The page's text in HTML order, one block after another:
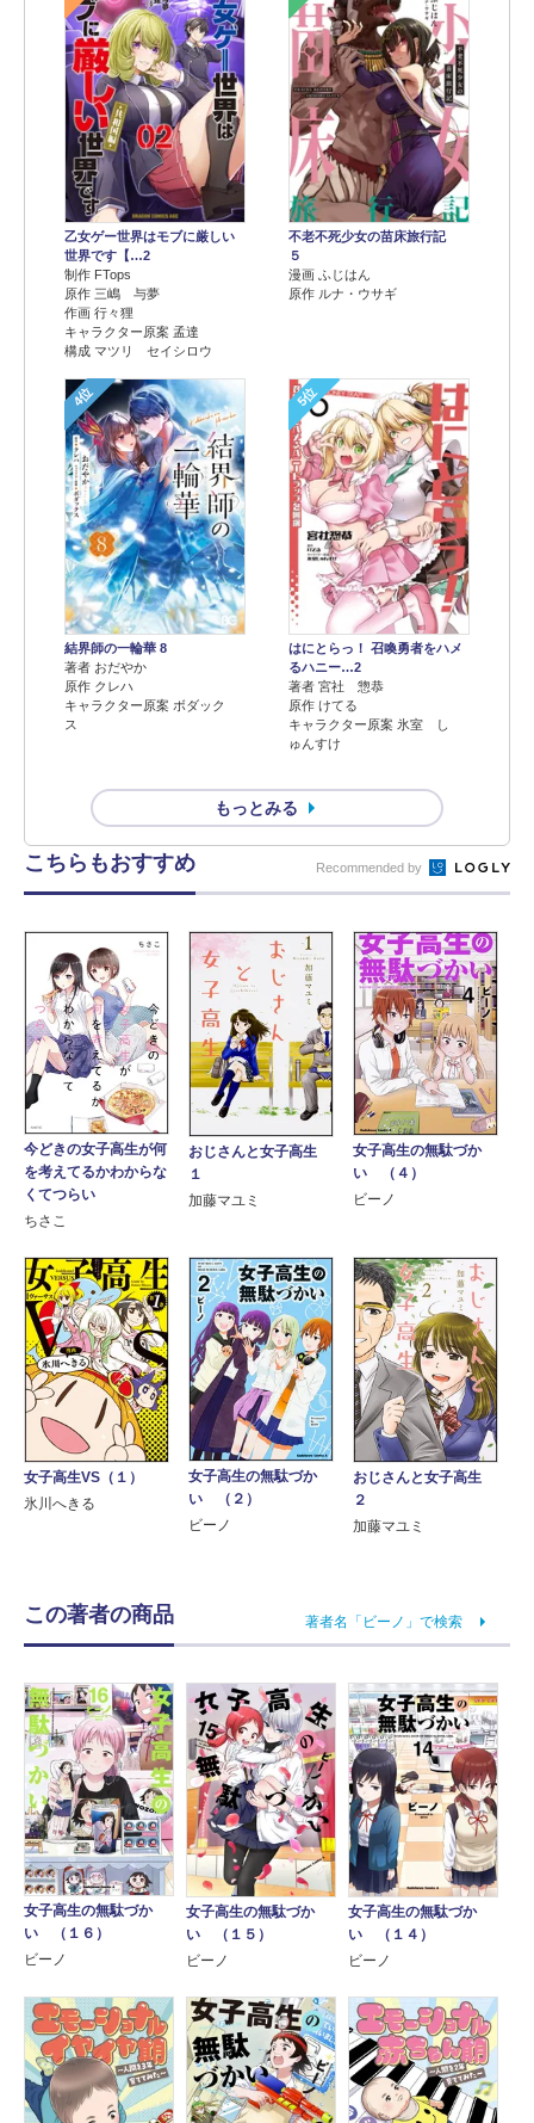
乙女ゲー世界はモブに厳しい
世界です【…2
制作 FTops
原作 三嶋 与夢
作画 行々狸
キャラクター原案 孟達
構成 マツリ セイシロウ
不老不死少女の苗床旅行記
５
漫画 ふじはん
原作 ルナ・ウサギ
4位
結界師の一輪華 8
著者 おだやか
原作 クレハ
キャラクター原案 ボダック
ス
5位
はにとらっ！ 召喚勇者をハメ
るハニー…2
著者 宮社 惣恭
原作 けてる
キャラクター原案 氷室 し
ゅんすけ
もっとみる
こちらもおすすめ Recommended by
今どきの女子高生が何
を考えてるかわからな
くてつらい
ちさこ
おじさんと女子高生
１
加藤マユミ
女子高生の無駄づか
い （４）
ビーノ
女子高生VS（１）
氷川へきる
女子高生の無駄づか
い （２）
ビーノ
おじさんと女子高生
２
加藤マユミ
この著者の商品 著者名「ビーノ」で検索
女子高生の無駄づか
い （１６）
ビーノ
女子高生の無駄づか
い （１５）
ビーノ
女子高生の無駄づか
い （１４）
ビーノ